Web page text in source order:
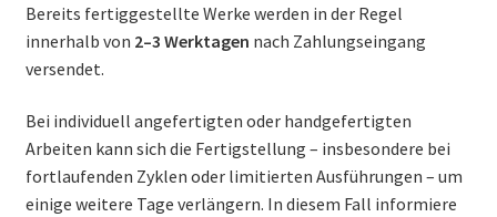
Bereits fertiggestellte Werke werden in der Regel
innerhalb von 2–3 Werktagen nach Zahlungseingang
versendet.
Bei individuell angefertigten oder handgefertigten
Arbeiten kann sich die Fertigstellung – insbesondere bei
fortlaufenden Zyklen oder limitierten Ausführungen – um
einige weitere Tage verlängern. In diesem Fall informiere